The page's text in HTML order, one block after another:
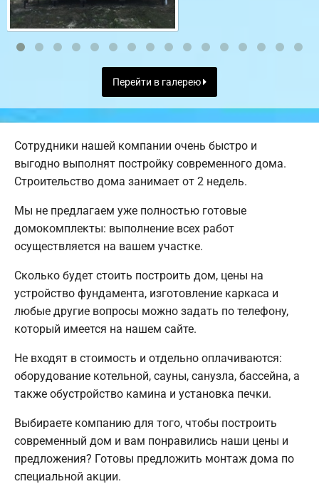
Перейти в галерею
Сотрудники нашей компании очень быстро и
выгодно выполнят постройку современного дома.
Строительство дома занимает от 2 недель.
Мы не предлагаем уже полностью готовые
домокомплекты: выполнение всех работ
осуществляется на вашем участке.
Сколько будет стоить построить дом, цены на
устройство фундамента, изготовление каркаса и
любые другие вопросы можно задать по телефону,
который имеется на нашем сайте.
Не входят в стоимость и отдельно оплачиваются:
оборудование котельной, сауны, санузла, бассейна, а
также обустройство камина и установка печки.
Выбираете компанию для того, чтобы построить
современный дом и вам понравились наши цены и
предложения? Готовы предложить монтаж дома по
специальной акции.